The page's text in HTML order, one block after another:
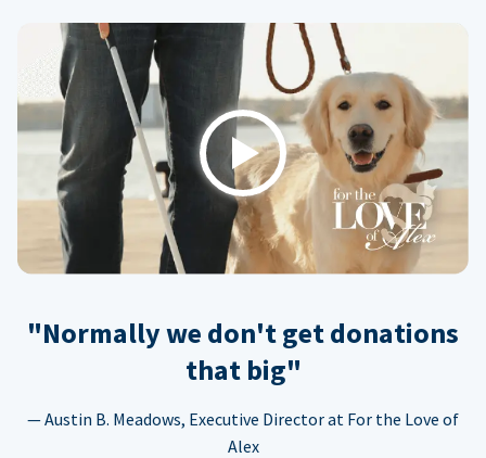
Play
"Normally we don't get donations
that big"
— Austin B. Meadows, Executive Director at For the Love of
Alex